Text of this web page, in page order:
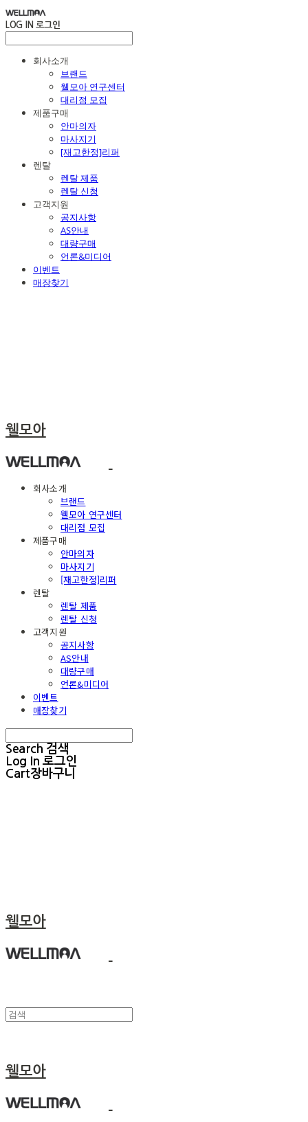
LOG IN 로그인
회사소개
브랜드
웰모아 연구센터
대리점 모집
제품구매
안마의자
마사지기
[재고한정]리퍼
렌탈
렌탈 제품
렌탈 신청
고객지원
공지사항
AS안내
대량구매
언론&미디어
이벤트
매장찾기
웰모아
회사소개
브랜드
웰모아 연구센터
대리점 모집
제품구매
안마의자
마사지기
[재고한정]리퍼
렌탈
렌탈 제품
렌탈 신청
고객지원
공지사항
AS안내
대량구매
언론&미디어
이벤트
매장찾기
Search 검색
Log In 로그인
Cart장바구니
웰모아
웰모아